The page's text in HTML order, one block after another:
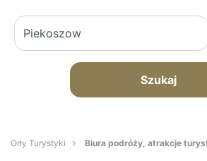
Szukaj
Orły Turystyki Biura podróży, atrakcje